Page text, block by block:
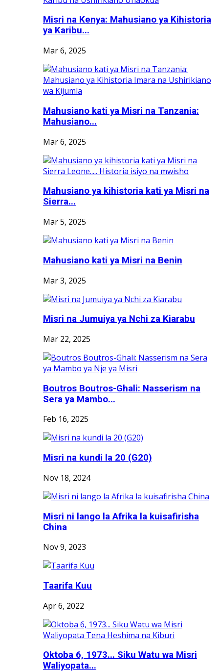
Misri na Kenya: Mahusiano ya Kihistoria
ya Karibu...
Mar 6, 2025
Mahusiano kati ya Misri na Tanzania:
Mahusiano...
Mar 6, 2025
Mahusiano ya kihistoria kati ya Misri na
Sierra...
Mar 5, 2025
Mahusiano kati ya Misri na Benin
Mar 3, 2025
Misri na Jumuiya ya Nchi za Kiarabu
Mar 22, 2025
Boutros Boutros-Ghali: Nasserism na
Sera ya Mambo...
Feb 16, 2025
Misri na kundi la 20 (G20)
Nov 18, 2024
Misri ni lango la Afrika la kuisafirisha
China
Nov 9, 2023
Taarifa Kuu
Apr 6, 2022
Oktoba 6, 1973... Siku Watu wa Misri
Waliyopata...